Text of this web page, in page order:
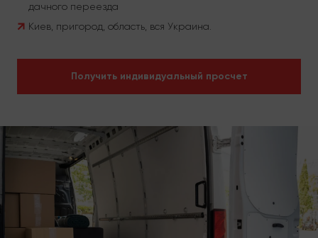
дачного переезда
Киев, пригород, область, вся Украина.
Получить индивидуальный просчет